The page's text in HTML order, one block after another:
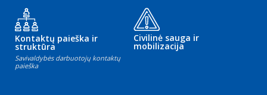
Kontaktų paieška ir
struktūra
Savivaldybės darbuotojų kontaktų
paieška
Civilinė sauga ir
mobilizacija